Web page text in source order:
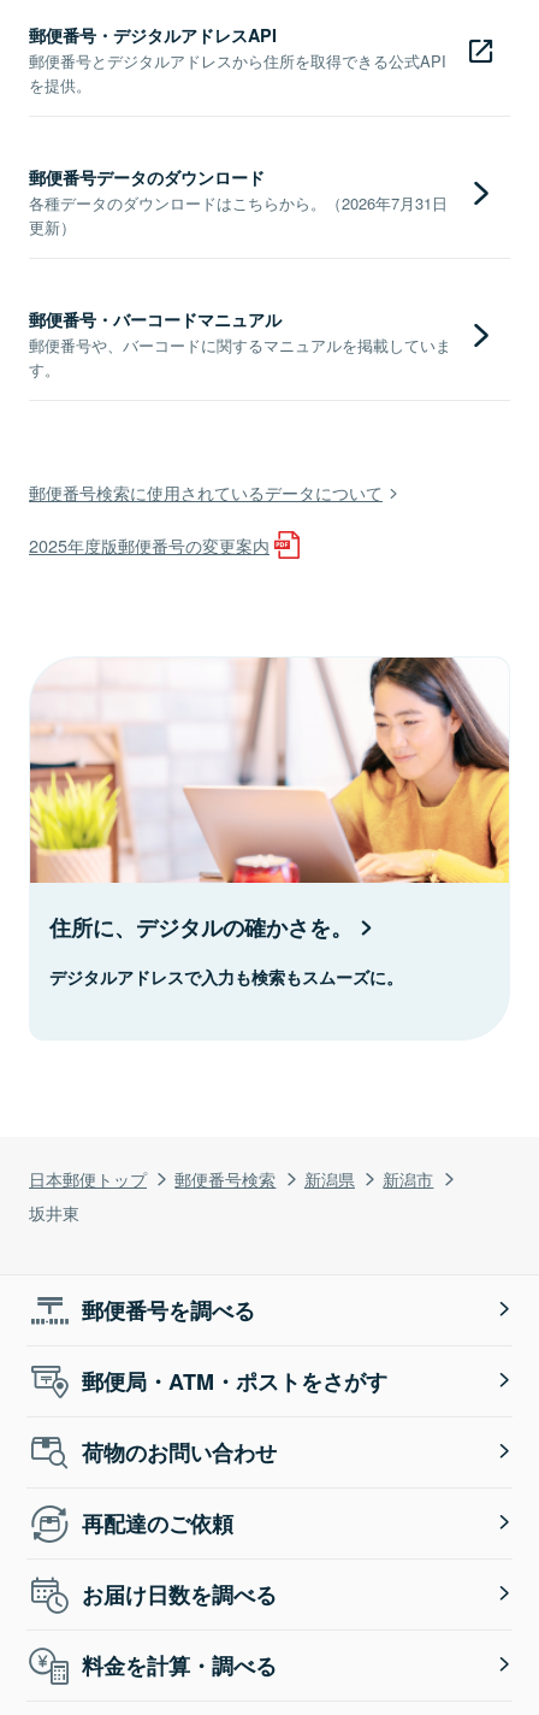
日本郵便トップ 郵便番号検索 新潟県
新潟市
坂井東
郵便番号・デジタルアドレスAPI
郵便番号とデジタルアドレスから住所を取得できる公式API
を提供。
郵便番号データのダウンロード
各種データのダウンロードはこちらから。（2026年7月31日
更新）
郵便番号・バーコードマニュアル
郵便番号や、バーコードに関するマニュアルを掲載していま
す。
郵便番号検索に使用されているデータについて
2025年度版郵便番号の変更案内
住所に、デジタルの確かさを。
デジタルアドレスで入力も検索もスムーズに。
郵便番号を調べる
郵便局・ATM・ポストをさがす
荷物のお問い合わせ
再配達のご依頼
お届け日数を調べる
料金を計算・調べる